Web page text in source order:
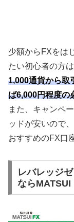
少額から FXをは
たい初心者の方は
1,000通貨から取
ば6,000円程度の
また、キャンペ
ッドが安いので
おすすめのFX口
レバレッジ
ならMATSUI